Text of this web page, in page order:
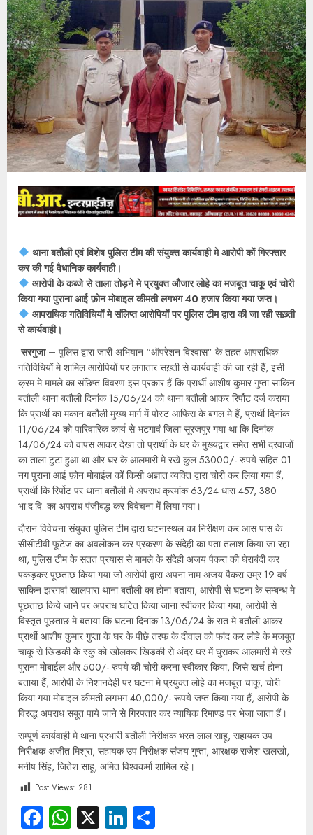
थाना बतौली एवं विशेष पुलिस टीम की संयुक्त कार्यवाही मे आरोपी कों गिरफ्तार
कर की गई वैधानिक कार्यवाही।
आरोपी के कब्जे से ताला तोड़ने मे प्रयुक्त औजार लोहे का मजबूत चाकू एवं चोरी
किया गया पुराना आई फ़ोन मोबाइल कीमती लगभग 40 हजार किया गया जप्त।
आपराधिक गतिविधियों मे संलिप्त आरोपियों पर पुलिस टीम द्वारा की जा रही सख़्ती
से कार्यवाही।
सरगुजा – पुलिस द्वारा जारी अभियान “ऑपरेशन विश्वास” के तहत आपराधिक
गतिविधियों मे शामिल आरोपियों पर लगातार सख़्ती से कार्यवाही की जा रही हैं, इसी
क्रम मे मामले का संछिप्त विवरण इस प्रकार हैं कि प्रार्थी आशीष कुमार गुप्ता साकिन
बतौली थाना बतौली दिनांक 15/06/24 को थाना बतौली आकर रिर्पोट दर्ज कराया
कि प्रार्थी का मकान बतौली मुख्य मार्ग में पोस्ट आफिस के बगल मे हैं, प्रार्थी दिनांक
11/06/24 को पारिवारिक कार्य से भटगावं जिला सूरजपुर गया था कि दिनांक
14/06/24 को वापस आकर देखा तो प्रार्थी के घर के मुख्यद्वार समेत सभी दरवाजों
का ताला टुटा हुआ था और घर के आलमारी मे रखे कुल 53000/- रुपये सहित 01
नग पुराना आई फ़ोन मोबाईल कों किसी अज्ञात व्यक्ति द्वारा चोरी कर लिया गया हैं,
प्रार्थी कि रिर्पोट पर थाना बतौली मे अपराध क्रमांक 63/24 धारा 457, 380
भा.द.वि. का अपराध पंजीबद्ध कर विवेचना में लिया गया।
दौरान विवेचना संयुक्त पुलिस टीम द्वारा घटनास्थल का निरीक्षण कर आस पास के
सीसीटीवी फूटेज का अवलोकन कर प्रकरण के संदेही का पता तलाश किया जा रहा
था, पुलिस टीम के सतत प्रयास से मामले के संदेही अजय पैकरा की घेराबंदी कर
पकड़कर पूछताछ किया गया जो आरोपी द्वारा अपना नाम अजय पैकरा उम्र 19 वर्ष
साकिन झरगवां खालपारा थाना बतौली का होना बताया, आरोपी से घटना के सम्बन्ध मे
पूछताछ किये जाने पर अपराध घटित किया जाना स्वीकार किया गया, आरोपी से
विस्तृत पूछताछ मे बताया कि घटना दिनांक 13/06/24 के रात मे बतौली आकर
प्रार्थी आशीष कुमार गुप्ता के घर के पीछे तरफ के दीवाल को फांद कर लोहे के मजबूत
चाकू से खिडकी के स्कु को खोलकर खिडकी से अंदर घर में घुसकर आलमारी मे रखे
पुराना मोबाईल और 500/- रुपये की चोरी करना स्वीकार किया, जिसे खर्च होना
बताया हैं, आरोपी के निशानदेही पर घटना मे प्रयुक्त लोहे का मजबूत चाकू, चोरी
किया गया मोबाइल कीमती लगभग 40,000/- रूपये जप्त किया गया हैं, आरोपी के
विरुद्ध अपराध सबूत पाये जाने से गिरफ्तार कर न्यायिक रिमाण्ड पर भेजा जाता हैं।
सम्पूर्ण कार्यवाही मे थाना प्रभारी बतौली निरीक्षक भरत लाल साहू, सहायक उप
निरीक्षक अजीत मिश्रा, सहायक उप निरीक्षक संजय गुप्ता, आरक्षक राजेश खलखो,
मनीष सिंह, जितेश साहू, अमित विश्वकर्मा शामिल रहे।
Post Views: 281
Facebook
WhatsApp
X LinkedIn